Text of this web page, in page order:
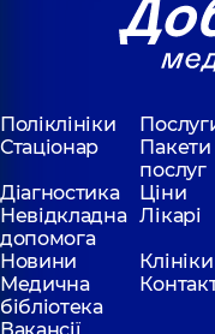
Поліклініки
Стаціонар
Пакети
послуг
Діагностика
Ціни
Невідкладна
допомога
Лікарі
Новини
Клініки
Медична
бібліотека